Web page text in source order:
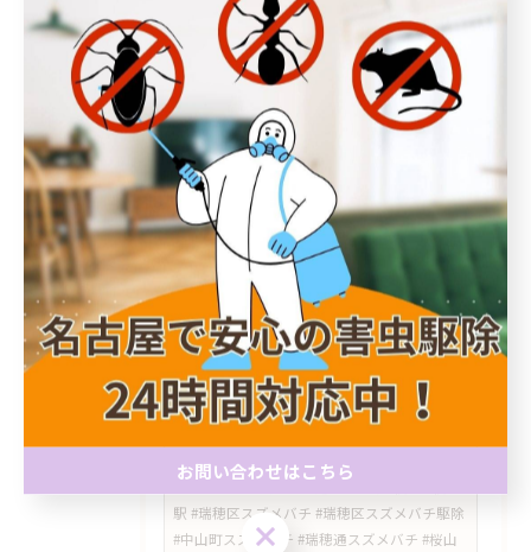
#藤が丘 #藤が丘トコジラミ #藤が丘害虫駆除 #
名東区トコジラミ #南京虫 #トコジラミ駆除 #
害虫駆除 #ライジングサン害虫駆除
#名東区 #藤が丘 #藤が丘駅 #トコジラミ #南京
虫 #トコジラミ駆除 #南京虫駆除 #害虫駆除 #
ライジングサン害虫駆除
#高針台 #ゴキブリ駆除 #名東区害虫駆除 #高針
#極楽 #牧の原 #チャバネゴキブリ #ゴキブリ対
策 #ライジングサン害虫駆除
#日進市スズメバチ #岩藤町 #スズメバチ駆除 #
日進市害虫駆除 #スズメバチの巣 #岩崎町 #五
色園 #日進駅周辺 #ハチの巣駆除 #愛知県スズ
駅 #瑞穂区スズメバチ #瑞穂区スズメバチ駆除
#中山町スズメバチ #瑞穂通スズメバチ #桜山
お問い合わせはこちら
お問い合わせはこちら